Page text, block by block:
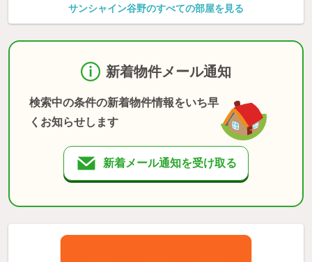
サンシャイン谷野のすべての部屋を見る
新着物件メール通知
検索中の条件の新着物件情報をいち早
くお知らせします
新着メール通知を受け取る